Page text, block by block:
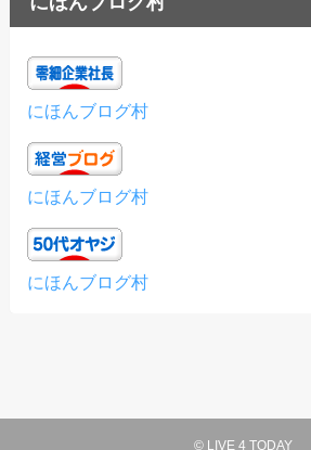
にほんブログ村
にほんブログ村
にほんブログ村
©LIVE 4 TODAY